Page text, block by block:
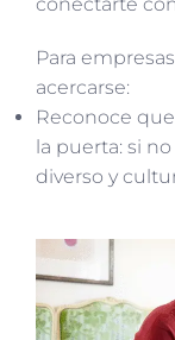
conectarte
Para
acercarse:
Reconoce
la puerta: si
diverso y